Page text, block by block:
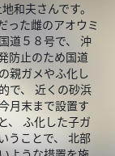
和夫さんです。
った雌のアオウミ
道５８号で、 沖
防止のため国道
親ガメやふ化し
で、 近くの砂浜
月末まで設置す
、 ふ化した子ガ
うことで、 北部